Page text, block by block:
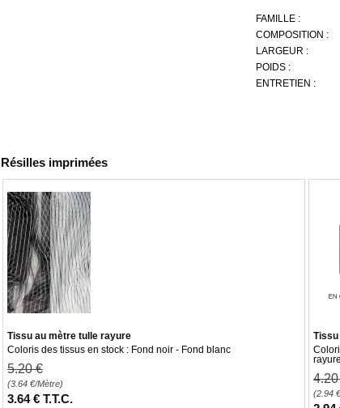
FAMILLE :
COMPOSITION :
LARGEUR :
POIDS :
ENTRETIEN :
Résilles imprimées
Tissu au mètre tulle rayure
Coloris des tissus en stock : Fond noir - Fond blanc
5.20 €
(3.64 €/Mètre)
3.64 € T.T.C.
4.20
(2.94